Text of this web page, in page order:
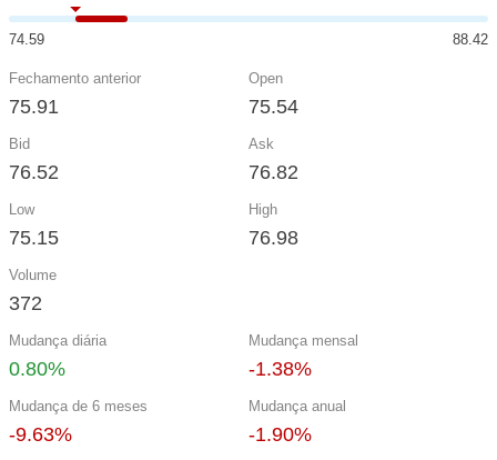
74.59 88.42
Fechamento anterior
75.91
Open
75.54
Bid
76.52
Ask
76.82
Low
75.15
High
76.98
Volume
372
Mudança diária
0.80%
Mudança mensal
-1.38%
Mudança de 6 meses
-9.63%
Mudança anual
-1.90%